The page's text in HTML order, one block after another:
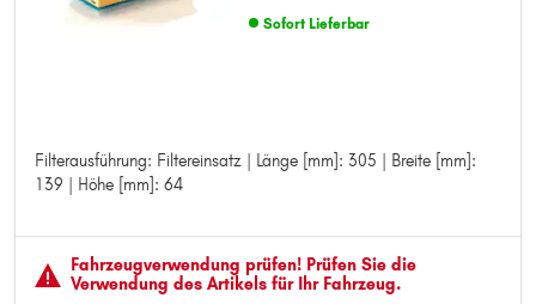
Sofort Lieferbar
Filterausführung: Filtereinsatz | Länge [mm]: 305 | Breite [mm]:
139 | Höhe [mm]: 64
Filterausführung: Filtereinsatz
Länge [mm]: 305
Höhe [mm]: 64
Fahrzeugver­wendung prüfen! Prüfen Sie die
Verwendung des Artikels für Ihr Fahrzeug.